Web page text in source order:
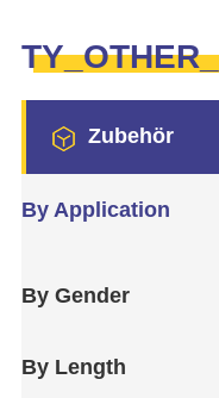
Zubehör
By Application
By Gender
By Length